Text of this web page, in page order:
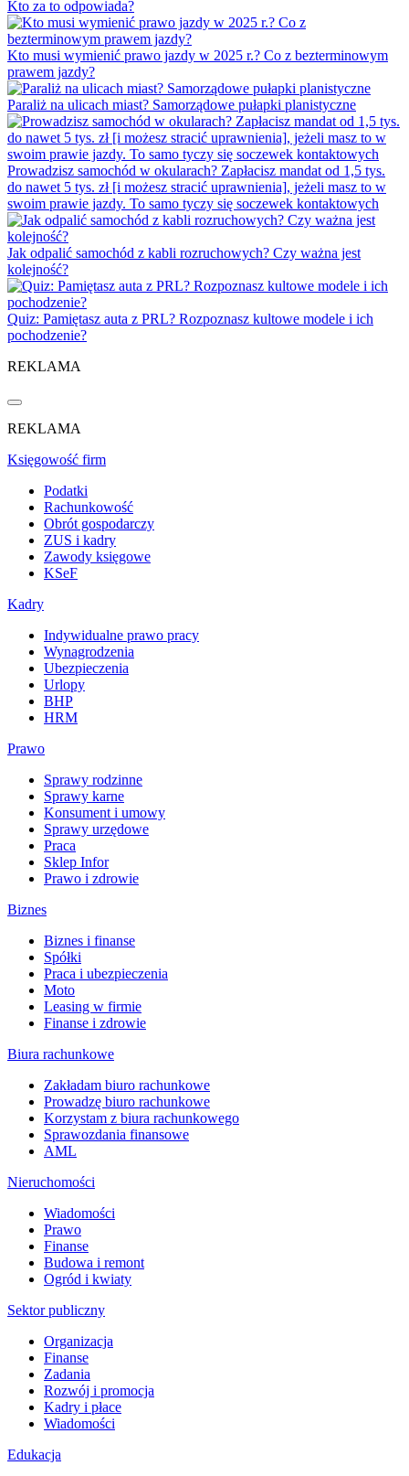
Kto za to odpowiada?
Kto musi wymienić prawo jazdy w 2025 r.? Co z bezterminowym
prawem jazdy?
Paraliż na ulicach miast? Samorządowe pułapki planistyczne
Prowadzisz samochód w okularach? Zapłacisz mandat od 1,5 tys.
do nawet 5 tys. zł [i możesz stracić uprawnienia], jeżeli masz to w
swoim prawie jazdy. To samo tyczy się soczewek kontaktowych
Jak odpalić samochód z kabli rozruchowych? Czy ważna jest
kolejność?
Quiz: Pamiętasz auta z PRL? Rozpoznasz kultowe modele i ich
pochodzenie?
REKLAMA
REKLAMA
Księgowość firm
Podatki
Rachunkowość
Obrót gospodarczy
ZUS i kadry
Zawody księgowe
KSeF
Kadry
Indywidualne prawo pracy
Wynagrodzenia
Ubezpieczenia
Urlopy
BHP
HRM
Prawo
Sprawy rodzinne
Sprawy karne
Konsument i umowy
Sprawy urzędowe
Praca
Sklep Infor
Prawo i zdrowie
Biznes
Biznes i finanse
Spółki
Praca i ubezpieczenia
Moto
Leasing w firmie
Finanse i zdrowie
Biura rachunkowe
Zakładam biuro rachunkowe
Prowadzę biuro rachunkowe
Korzystam z biura rachunkowego
Sprawozdania finansowe
AML
Nieruchomości
Wiadomości
Prawo
Finanse
Budowa i remont
Ogród i kwiaty
Sektor publiczny
Organizacja
Finanse
Zadania
Rozwój i promocja
Kadry i płace
Wiadomości
Edukacja